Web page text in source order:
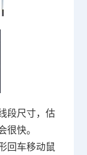
段尺寸，估
很快。
回车移动鼠